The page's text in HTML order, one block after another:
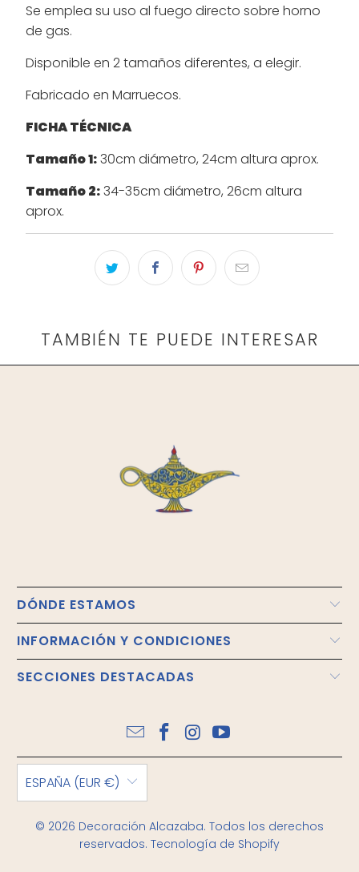
Se emplea su uso al fuego directo sobre horno
de gas.
Disponible en 2 tamaños diferentes, a elegir.
Fabricado en Marruecos.
FICHA TÉCNICA
Tamaño 1:30cm diámetro, 24cm altura aprox.
Tamaño 2:34-35cm diámetro, 26cm altura
aprox.
TAMBIÉN TE PUEDE INTERESAR
DÓNDE ESTAMOS
INFORMACIÓN Y CONDICIONES
SECCIONES DESTACADAS
ESPAÑA (EUR €)
© 2026 Decoración Alcazaba. Todos los derechos
reservados. Tecnología de Shopify